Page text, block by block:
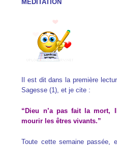
MEDITATION
Il est dit dans la première
Sagesse (1), et je cite :
“Dieu n’a pas fait la
mourir les êtres vivants.”
Toute cette semaine passée,